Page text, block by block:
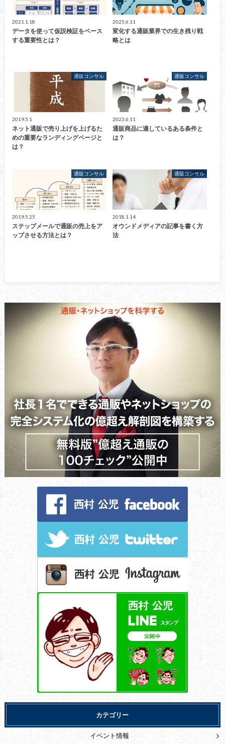
2021.1.18
データを使って仮説検証をベース
する重要性とは？
2025.6.11
変化する通販業界での生き残り戦
略とは
通販コンサル
2019.5.1
ネット通販で売り上げを上げるた
めの重要なランディングページと
は？
通販コンサル
2023.6.11
通販商品に適しているある条件と
は？
通販コンサル
2019.5.25
ステップメールで通販の売上をア
ップさせる方法とは？
通販コンサル
2018.1.14
オウンドメディアの記事を書く方
法
カテゴリー
イベント情報